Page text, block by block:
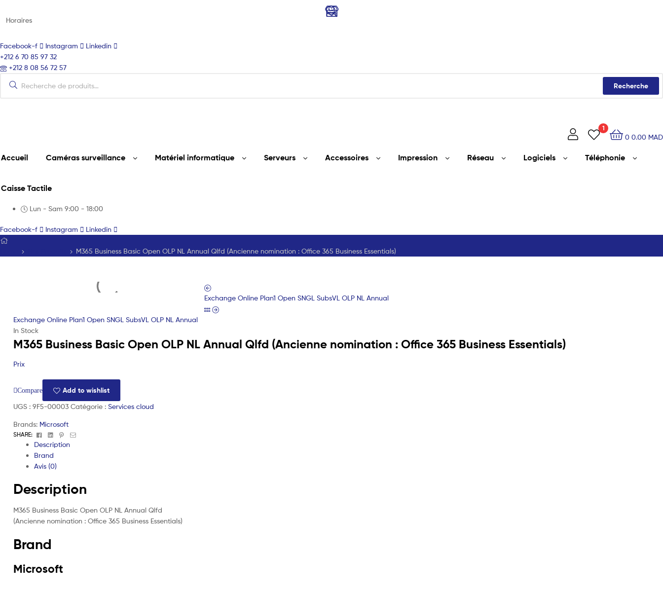
Horaires
Facebook-f Instagram
Linkedin
+212 6 70 85 97 32
+212 8 08 56 72 57
Recherche
1
0 0.00 MAD
Accueil Caméras surveillance Matériel informatique Serveurs Accessoires Impression Réseau Logiciels Téléphonie
Caisse Tactile
Lun - Sam 9:00 - 18:00
Facebook-f Instagram Linkedin
M365 Business Basic Open OLP NL Annual Qlfd (Ancienne nomination : Office 365 Business Essentials)
Exchange Online Plan1 Open SNGL SubsVL OLP NL Annual
Exchange Online Plan1 Open SNGL SubsVL OLP NL Annual
In Stock
M365 Business Basic Open OLP NL Annual Qlfd (Ancienne nomination : Office 365 Business Essentials)
Prix
Compare Add to wishlist
UGS : 9F5-00003 Catégorie : Services cloud
Brands: Microsoft
SHARE: FacebookLinkedinPinterest
Email
Description
Brand
Avis (0)
Description
M365 Business Basic Open OLP NL Annual Qlfd
(Ancienne nomination : Office 365 Business Essentials)
Brand
Microsoft